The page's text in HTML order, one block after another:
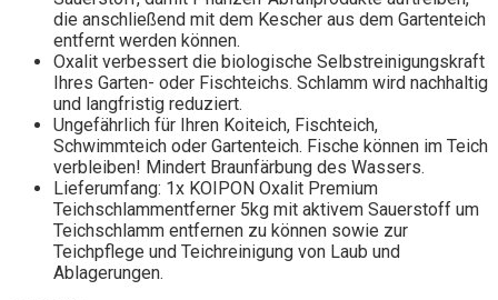
die anschließend mit dem Kescher aus dem Gartenteich
entfernt werden können.
Oxalit verbessert die biologische Selbstreinigungskraft
Ihres Garten- oder Fischteichs. Schlamm wird nachhaltig
und langfristig reduziert.
Ungefährlich für Ihren Koiteich, Fischteich,
Schwimmteich oder Gartenteich. Fische können im Teich
verbleiben! Mindert Braunfärbung des Wassers.
Lieferumfang: 1x KOIPON Oxalit Premium
Teichschlammentferner 5kg mit aktivem Sauerstoff um
Teichschlamm entfernen zu können sowie zur
Teichpflege und Teichreinigung von Laub und
Ablagerungen.